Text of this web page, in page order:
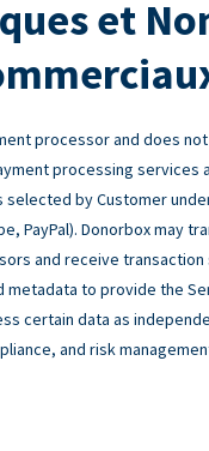
et
processor and does
processing services
by Customer
PayPal). Donorbox may
and receive transaction
to provide the
certain data as
and risk